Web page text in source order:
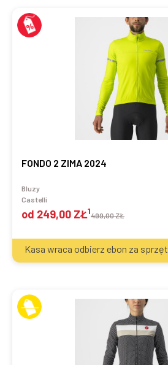
FONDO 2 ZIMA 2024
Bluzy
Castelli
od 249,00 ZŁ1499,00 ZŁ
Kasa wraca odbierz ebon za sprzęt